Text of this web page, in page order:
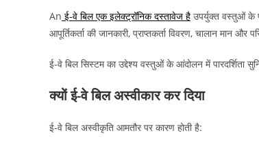
An ई-वे बिल एक इलेक्ट्रॉनिक दस्तावेज है उपर्युक्त वस्तुओं के
आपूर्तिकर्ता की जानकारी, प्राप्तकर्ता विवरण, चालान मान और
ई-वे बिल सिस्टम का उद्देश्य वस्तुओं के आंदोलन में पारदर्शिता
क्यों ई-वे बिल अस्वीकार कर दिया
ई-वे बिल अस्वीकृति आमतौर पर कारण होती है: